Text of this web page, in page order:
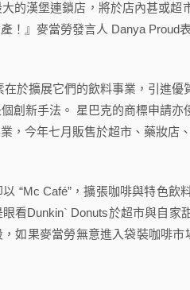
的漢堡連鎖店，將於店內甚或
！』麥當勞發言人 Danya Proud
擴展它們的飲料事業，引進優
創新手法。 星巴克的商標申請
，今年七月販售於超市、藥妝店
Café”，擴張咖啡與特色飲
看Dunkin` Donuts於超市與自家
如果麥當勞無意進入袋裝咖啡市